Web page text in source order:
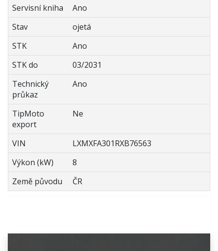
Servisní kniha
Ano
Stav
ojetá
STK
Ano
STK do
03/2031
Technický
průkaz
Ano
TipMoto
export
Ne
VIN
LXMXFA301RXB76563
Výkon (kW)
8
Země původu
ČR